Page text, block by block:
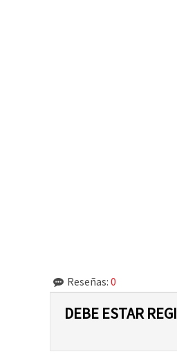
Reseñas: 0
DEBE ESTAR